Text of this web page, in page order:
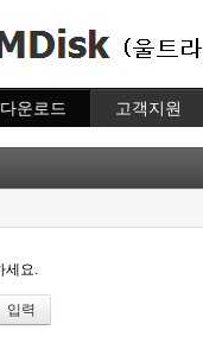
다운로드 고객지원
질문하기
세요.